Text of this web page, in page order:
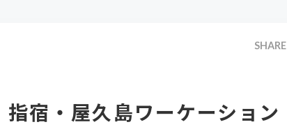
指宿・屋久島ワーケーション
SHARE